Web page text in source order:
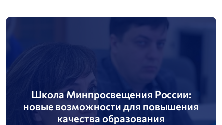
Школа Минпросвещения России:
новые возможности для повышения
качества образования